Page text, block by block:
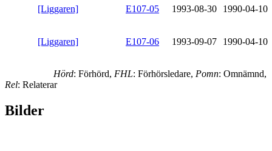
[Liggaren] E107-05 1993-08-30 1990-04-10
[Liggaren] E107-06 1993-09-07 1990-04-10
Hörd: Förhörd, FHL: Förhörsledare, Pomn: Omnämnd,
Rel: Relaterar
Bilder